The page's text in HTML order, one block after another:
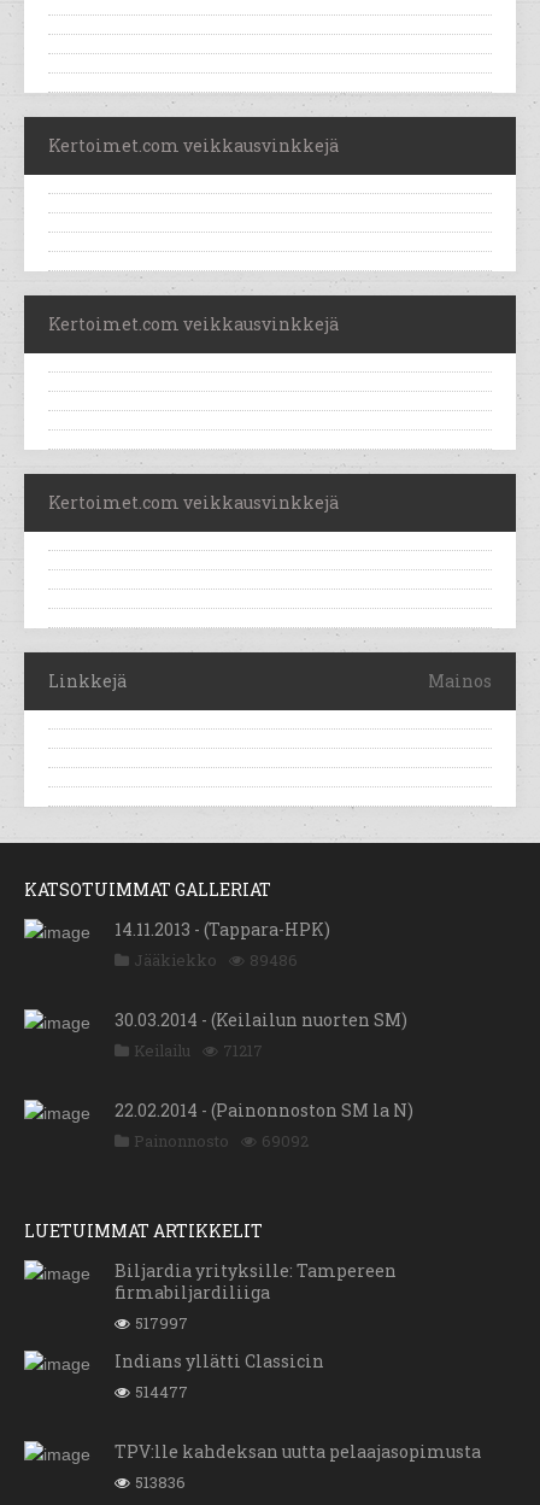
Kertoimet.com veikkausvinkkejä
Kertoimet.com veikkausvinkkejä
Kertoimet.com veikkausvinkkejä
Linkkejä Mainos
KATSOTUIMMAT GALLERIAT
14.11.2013 - (Tappara-HPK)
Jääkiekko 89486
30.03.2014 - (Keilailun nuorten SM)
Keilailu 71217
22.02.2014 - (Painonnoston SM la N)
Painonnosto 69092
LUETUIMMAT ARTIKKELIT
Biljardia yrityksille: Tampereen
firmabiljardiliiga
517997
Indians yllätti Classicin
514477
TPV:lle kahdeksan uutta pelaajasopimusta
513836